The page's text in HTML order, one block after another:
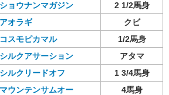
ショウナンマガジン
2 1/2馬身
アオラギ
クビ
コスモピカマル
1/2馬身
シルクアサーション
アタマ
シルクリードオフ
1 3/4馬身
マウンテンサムオー 4馬身